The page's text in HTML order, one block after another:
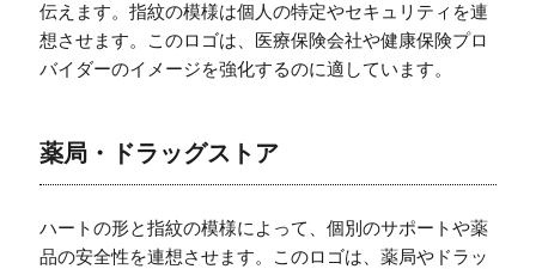
伝えます。指紋の模様は個人の特定やセキュリティを連
想させます。このロゴは、医療保険会社や健康保険プロ
バイダーのイメージを強化するのに適しています。
薬局・ドラッグストア
ハートの形と指紋の模様によって、個別のサポートや薬
品の安全性を連想させます。このロゴは、薬局やドラッ